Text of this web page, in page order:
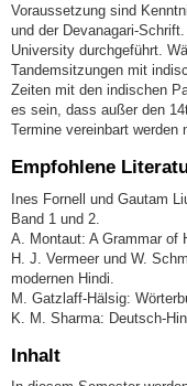
Voraussetzung sind
und der Devanagari-
University durchgeführt.
Tandemsitzungen mit
Zeiten mit den indischen
es sein, dass außer den
Termine vereinbart werden
Empfohlene
Ines Fornell und Gautam
Band 1 und 2.
A. Montaut: A Grammar of
H. J. Vermeer und W.
modernen Hindi.
M. Gatzlaff-Hälsig:
K. M. Sharma: Deutsch-
Inhalt